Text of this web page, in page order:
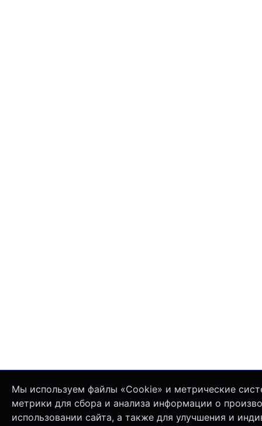
Мы используем файлы «Cookie» и метрические
метрики для сбора и анализа информации о
использовании сайта, а также для улучшения и